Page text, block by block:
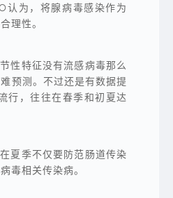
认为，将腺病毒感染作为
理性。
性特征没有流感病毒那么
预测。不过还是有数据提
行，往往在春季和初夏达
夏季不仅要防范肠道传染
毒相关传染病。